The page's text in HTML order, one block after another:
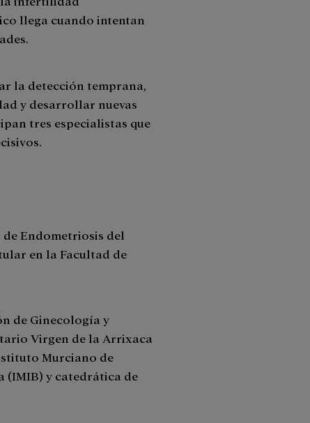
llega cuando intentan
la detección temprana,
y desarrollar nuevas
tres especialistas que
de Endometriosis del
en la Facultad de
de Ginecología y
Virgen de la Arrixaca
Murciano de
(IMIB) y catedrática de